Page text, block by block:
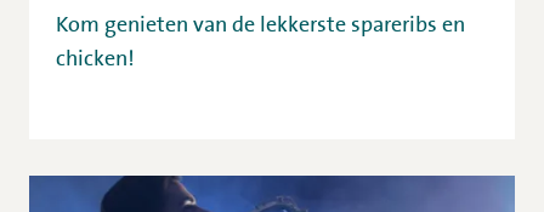
Kom genieten van de lekkerste spareribs en
chicken!